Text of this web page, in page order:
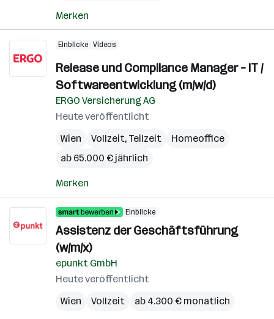
Merken
Einblicke Videos
Release und Compliance Manager – IT /
Softwareentwicklung (m/w/d)
ERGO Versicherung AG
Heute veröffentlicht
Wien
Vollzeit, Teilzeit
Homeoffice
ab 65.000 € jährlich
Merken
Einblicke
Assistenz der Geschäftsführung
(w/m/x)
epunkt GmbH
Heute veröffentlicht
Wien
Vollzeit ab 4.300 € monatlich